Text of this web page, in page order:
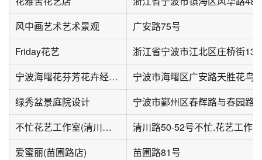
风中画艺术艺术景观
广安路75号
Friday花艺
浙江省宁波市江北区庄桥街
宁波海曙花芬芳花卉经营部
宁波市海曙区广安路天胜花鸟
绿秀盆景庭院设计
不忙花艺工作室(清川佳园店)
清川路50-52号不忙.花艺工作室
爱蜜丽(苗圃路店)
苗圃路81号